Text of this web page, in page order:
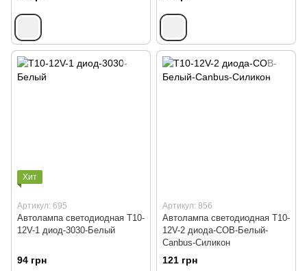
Хит
Артикул: 695
Автолампа светодиодная T10-
12V-1 диод-3030-Белый
94 грн
Артикул: 856
Автолампа светодиодная T10-
12V-2 диода-СОВ-Белый-
Сanbus-Силикон
121 грн